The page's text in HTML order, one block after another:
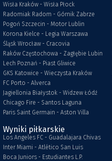
Wisła Kraków - Wisła Płock
Radomiak Radom - Górnik Zabrze
Pogoń Szczecin - Motor Lublin
Korona Kielce - Legia Warszawa
Śląsk Wrocław - Cracovia
Raków Częstochowa - Zagłębie Lubin
Lech Poznań - Piast Gliwice
GKS Katowice - Wieczysta Kraków
FC Porto - Alverca
Jagiellonia Białystok - Widzew Łódź
Chicago Fire - Santos Laguna
Paris Saint Germain - Aston Villa
Wyniki piłkarskie
Los Angeles FC - Guadalajara Chivas
Inter Miami - Atlético San Luis
Boca Juniors - Estudiantes L.P.